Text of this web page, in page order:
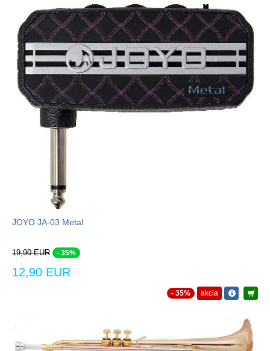
JOYO JA-03 Metal
19,90 EUR - 35%
12,90 EUR
- 35% akcia